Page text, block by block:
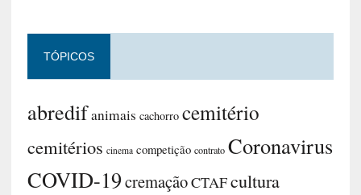
TÓPICOS
abredifanimais cachorro cemitério
cemitérios cinema competição contrato Coronavirus
COVID-19cremaçãoCTAFcultura